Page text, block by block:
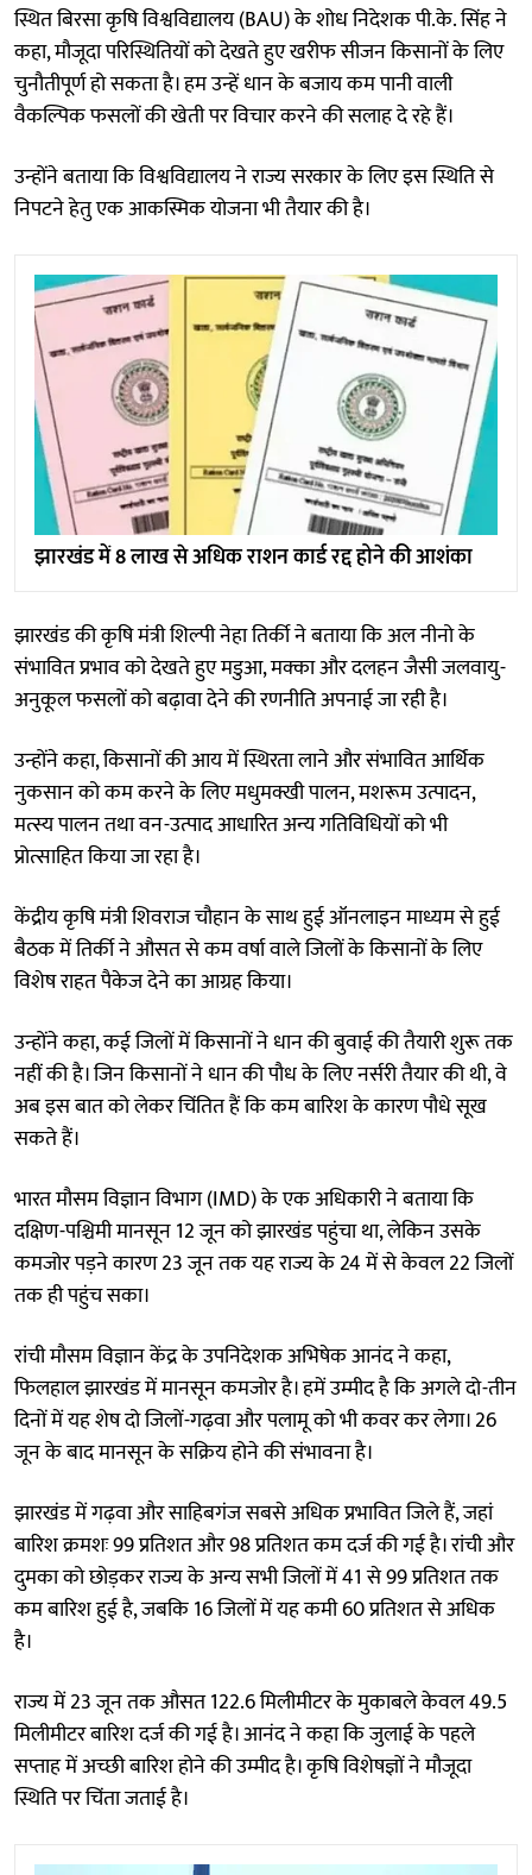
स्थित बिरसा कृषि विश्वविद्यालय (BAU) के शोध निदेशक पी.के. सिंह ने
कहा, मौजूदा परिस्थितियों को देखते हुए खरीफ सीजन किसानों के लिए
चुनौतीपूर्ण हो सकता है। हम उन्हें धान के बजाय कम पानी वाली
वैकल्पिक फसलों की खेती पर विचार करने की सलाह दे रहे हैं।
उन्होंने बताया कि विश्वविद्यालय ने राज्य सरकार के लिए इस स्थिति से
निपटने हेतु एक आकस्मिक योजना भी तैयार की है।
झारखंड में 8 लाख से अधिक राशन कार्ड रद्द होने की आशंका
झारखंड की कृषि मंत्री शिल्पी नेहा तिर्की ने बताया कि अल नीनो के
संभावित प्रभाव को देखते हुए मडुआ, मक्का और दलहन जैसी जलवायु-
अनुकूल फसलों को बढ़ावा देने की रणनीति अपनाई जा रही है।
उन्होंने कहा, किसानों की आय में स्थिरता लाने और संभावित आर्थिक
नुकसान को कम करने के लिए मधुमक्खी पालन, मशरूम उत्पादन,
मत्स्य पालन तथा वन-उत्पाद आधारित अन्य गतिविधियों को भी
प्रोत्साहित किया जा रहा है।
केंद्रीय कृषि मंत्री शिवराज चौहान के साथ हुई ऑनलाइन माध्यम से हुई
बैठक में तिर्की ने औसत से कम वर्षा वाले जिलों के किसानों के लिए
विशेष राहत पैकेज देने का आग्रह किया।
उन्होंने कहा, कई जिलों में किसानों ने धान की बुवाई की तैयारी शुरू तक
नहीं की है। जिन किसानों ने धान की पौध के लिए नर्सरी तैयार की थी, वे
अब इस बात को लेकर चिंतित हैं कि कम बारिश के कारण पौधे सूख
सकते हैं।
भारत मौसम विज्ञान विभाग (IMD) के एक अधिकारी ने बताया कि
दक्षिण-पश्चिमी मानसून 12 जून को झारखंड पहुंचा था, लेकिन उसके
कमजोर पड़ने कारण 23 जून तक यह राज्य के 24 में से केवल 22 जिलों
तक ही पहुंच सका।
रांची मौसम विज्ञान केंद्र के उपनिदेशक अभिषेक आनंद ने कहा,
फिलहाल झारखंड में मानसून कमजोर है। हमें उम्मीद है कि अगले दो-तीन
दिनों में यह शेष दो जिलों-गढ़वा और पलामू को भी कवर कर लेगा। 26
जून के बाद मानसून के सक्रिय होने की संभावना है।
झारखंड में गढ़वा और साहिबगंज सबसे अधिक प्रभावित जिले हैं, जहां
बारिश क्रमशः 99 प्रतिशत और 98 प्रतिशत कम दर्ज की गई है। रांची और
दुमका को छोड़कर राज्य के अन्य सभी जिलों में 41 से 99 प्रतिशत तक
कम बारिश हुई है, जबकि 16 जिलों में यह कमी 60 प्रतिशत से अधिक
है।
राज्य में 23 जून तक औसत 122.6 मिलीमीटर के मुकाबले केवल 49.5
मिलीमीटर बारिश दर्ज की गई है। आनंद ने कहा कि जुलाई के पहले
सप्ताह में अच्छी बारिश होने की उम्मीद है। कृषि विशेषज्ञों ने मौजूदा
स्थिति पर चिंता जताई है।